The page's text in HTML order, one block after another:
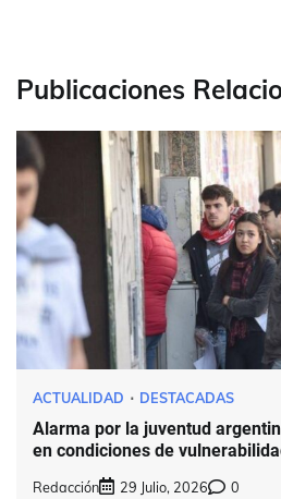
Publicaciones
ACTUALIDAD DESTACADAS
Alarma por la juventud
en condiciones de
Redacción 29 Julio, 2026 0